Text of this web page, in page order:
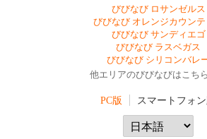
びびなび ロサンゼルス
びびなび オレンジカウンテ
びびなび サンディエゴ
びびなび ラスベガス
びびなび シリコンバレ
他エリアのびびなびはこち
PC版 スマートフォ